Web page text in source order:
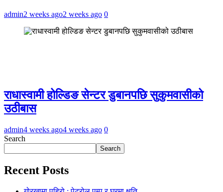
admin2 weeks ago2 weeks ago 0
राधास्वामी होल्डिङ सेन्टर डुबानपछि सुकुमवासीको
उठीबास
admin4 weeks ago4 weeks ago 0
Search
Search
Recent Posts